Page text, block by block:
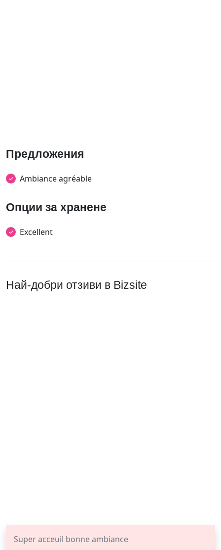
Предложения
Ambiance agréable
Опции за хранене
Excellent
Най-добри отзиви в Bizsite
Super acceuil bonne ambiance